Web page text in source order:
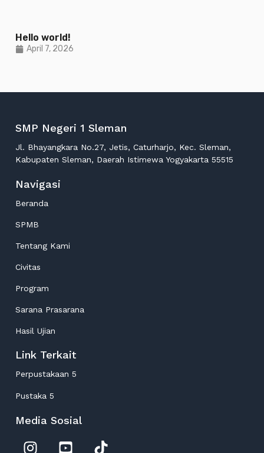
Hello world!
April 7, 2026
SMP Negeri 1 Sleman
Jl. Bhayangkara No.27, Jetis, Caturharjo, Kec. Sleman,
Kabupaten Sleman, Daerah Istimewa Yogyakarta 55515
Navigasi
Beranda
SPMB
Tentang Kami
Civitas
Program
Sarana Prasarana
Hasil Ujian
Link Terkait
Perpustakaan 5
Pustaka 5
Media Sosial